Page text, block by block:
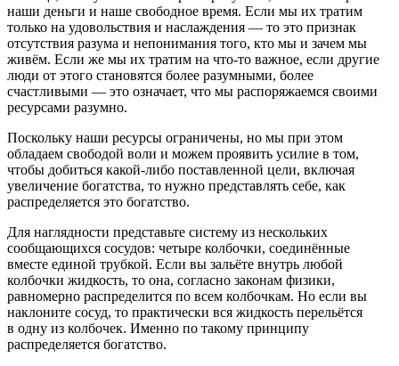
наши деньги и наше свободное время. Если мы их тратим
только на удовольствия и наслаждения — то это признак
отсутствия разума и непонимания того, кто мы и зачем мы
живём. Если же мы их тратим на что-то важное, если другие
люди от этого становятся более разумными, более
счастливыми — это означает, что мы распоряжаемся своими
ресурсами разумно.
Поскольку наши ресурсы ограничены, но мы при этом
обладаем свободой воли и можем проявить усилие в том,
чтобы добиться какой-либо поставленной цели, включая
увеличение богатства, то нужно представлять себе, как
распределяется это богатство.
Для наглядности представьте систему из нескольких
сообщающихся сосудов: четыре колбочки, соединённые
вместе единой трубкой. Если вы зальёте внутрь любой
колбочки жидкость, то она, согласно законам физики,
равномерно распределится по всем колбочкам. Но если вы
наклоните сосуд, то практически вся жидкость перельётся
в одну из колбочек. Именно по такому принципу
распределяется богатство.